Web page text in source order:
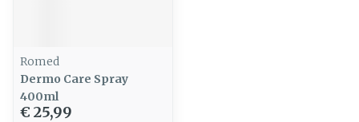
Romed
Dermo Care Spray
400ml
€ 25,99